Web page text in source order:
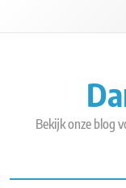
Bekijk onze blog